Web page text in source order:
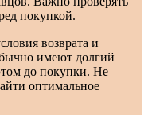
покупкой.
возврата и
имеют долгий
до покупки. Не
оптимальное